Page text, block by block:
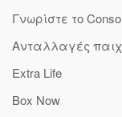
Γνωρίστε το
Ανταλλαγές
Extra Life
Box Now